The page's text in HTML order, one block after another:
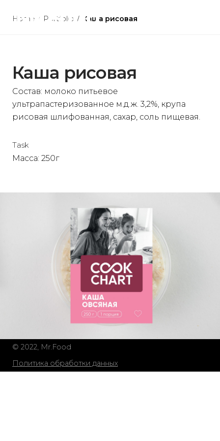
Home / Portfolio / Каша рисовая
Каша рисовая
Состав: молоко питьевое
ультрапастеризованное м.д.ж. 3,2%, крупа
рисовая шлифованная, сахар, соль пищевая.
Task
Масса: 250г
© 2022, Mr.Food
Политика обработки данных